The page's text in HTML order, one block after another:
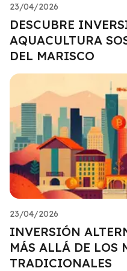
23/04/2026
DESCUBRE
AQUACULTURA
DEL MARISCO
23/04/2026
INVERSIÓN
MÁS ALLÁ DE LOS
TRADICIONALES